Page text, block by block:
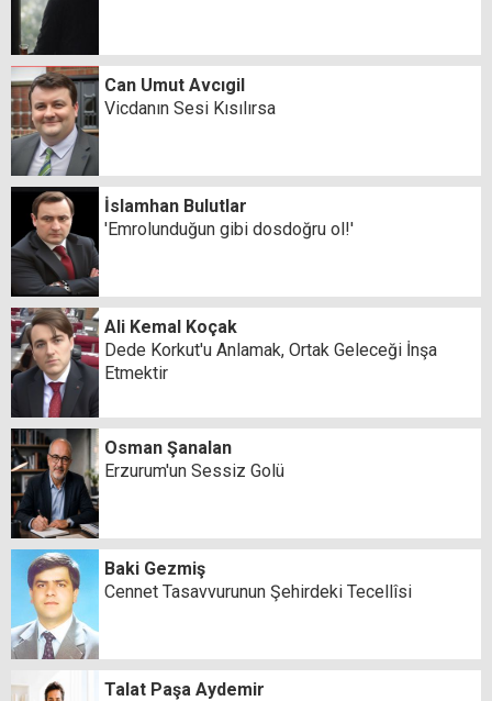
Can Umut Avcıgil
Vicdanın Sesi Kısılırsa
İslamhan Bulutlar
'Emrolunduğun gibi dosdoğru ol!'
Ali Kemal Koçak
Dede Korkut'u Anlamak, Ortak Geleceği İnşa
Etmektir
Osman Şanalan
Erzurum'un Sessiz Golü
Baki Gezmiş
Cennet Tasavvurunun Şehirdeki Tecellîsi
Talat Paşa Aydemir